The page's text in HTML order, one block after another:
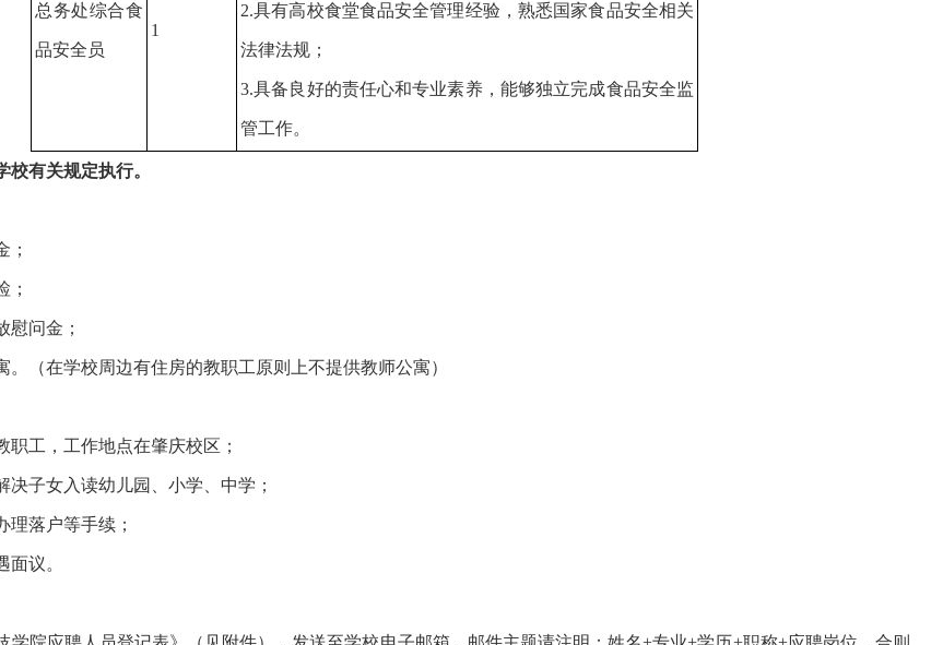
总务处综合食
品安全员
1
2.具有高校食堂食品安全管理经验，熟悉国家食品安全相关
法律法规；
3.具备良好的责任心和专业素养，能够独立完成食品安全监
管工作。
校有关规定执行。
；
；
慰问金；
。（在学校周边有住房的教职工原则上不提供教师公寓）
职工，工作地点在肇庆校区；
决子女入读幼儿园、小学、中学；
理落户等手续；
面议。